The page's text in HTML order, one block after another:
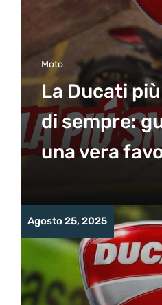
Moto
La Ducati
di sempre:
una vera
Agosto 25, 2025